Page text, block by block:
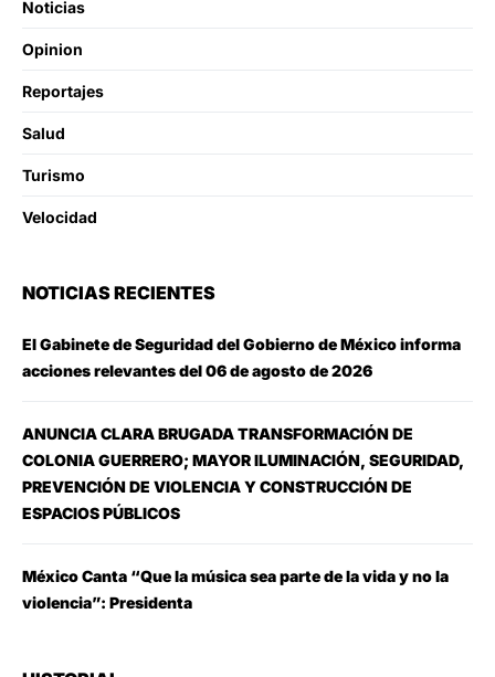
Noticias
Opinion
Reportajes
Salud
Turismo
Velocidad
NOTICIAS RECIENTES
El Gabinete de Seguridad del Gobierno de México informa
acciones relevantes del 06 de agosto de 2026
ANUNCIA CLARA BRUGADA TRANSFORMACIÓN DE
COLONIA GUERRERO; MAYOR ILUMINACIÓN, SEGURIDAD,
PREVENCIÓN DE VIOLENCIA Y CONSTRUCCIÓN DE
ESPACIOS PÚBLICOS
México Canta “Que la música sea parte de la vida y no la
violencia”: Presidenta